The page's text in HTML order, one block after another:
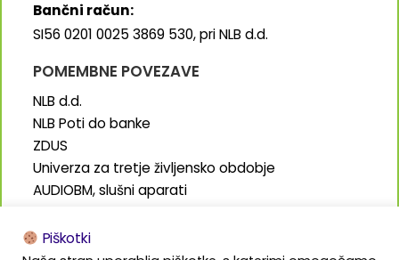
Bančni račun:
SI56 0201 0025 3869 530, pri NLB d.d.
POMEMBNE POVEZAVE
NLB d.d.
NLB Poti do banke
ZDUS
Univerza za tretje življensko obdobje
AUDIOBM, slušni aparati
Piškotki